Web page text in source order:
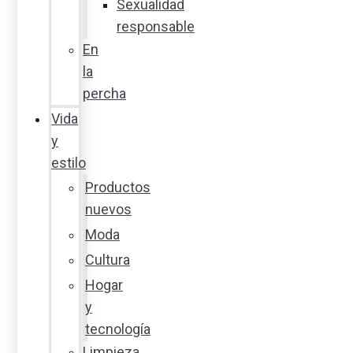
Sexualidad
responsable
En
la
percha
Vida
y
estilo
Productos
nuevos
Moda
Cultura
Hogar
y
tecnología